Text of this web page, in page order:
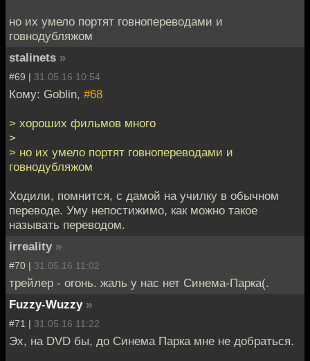
но их умело портят говнопереводами и
говнодубляжом
stalinets »
#69 | 31.05.16 10:54
Кому: Goblin, #68
> хороших фильмов много
>
> но их умело портят говнопереводами и
говнодубляжом
Ходили, помнится, с дамой на училку в обычном
переводе. Уму непостижимо, как можно такое
называть переводом.
irreality »
#70 | 31.05.16 11:02
трейлер - огонь. жаль у нас нет Синема-Парка(.
Fuzzy-Wuzzy »
#71 | 31.05.16 11:22
Эх, на DVD бы, до Синема Парка мне не добраться.